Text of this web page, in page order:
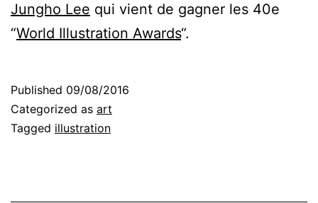
Jungho Lee qui vient de gagner les 40e
“World Illustration Awards“.
Published 09/08/2016
Categorized as art
Tagged illustration